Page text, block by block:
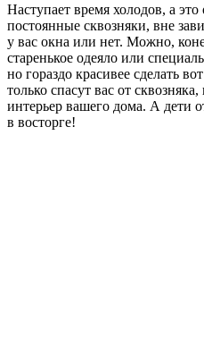
Наступает время холодов, а это
постоянные сквозняки, вне
у вас окна или нет. Можно,
старенькое одеяло или
но гораздо красивее сделать
только спасут вас от
интерьер вашего дома. А дети
в восторге!